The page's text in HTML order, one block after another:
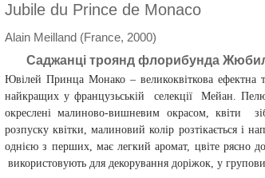
Jubile du Prince de Monaco
Alain Meilland (France, 2000)
Саджанці троянд флорибунда
Ювілей Принца Монако – великоквіткова ефектна
найкращих у французьській селекції Мейан.
окреслені малиново-вишневим окрасом, квіти
розпуску квітки, малиновий колір розтікається і
однією з перших, має легкий аромат, цвіте рясно
використовують для декорування доріжок, у